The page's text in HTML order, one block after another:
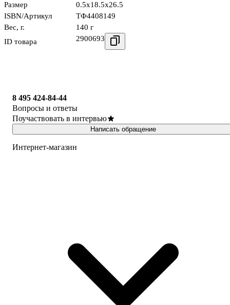
Размер
0.5x18.5x26.5
ISBN/Артикул
ТФ4408149
Вес, г.
140 г
ID товара
2900693
8 495 424-84-44
Вопросы и ответы
Поучаствовать в интервью
Написать обращение
Интернет-магазин